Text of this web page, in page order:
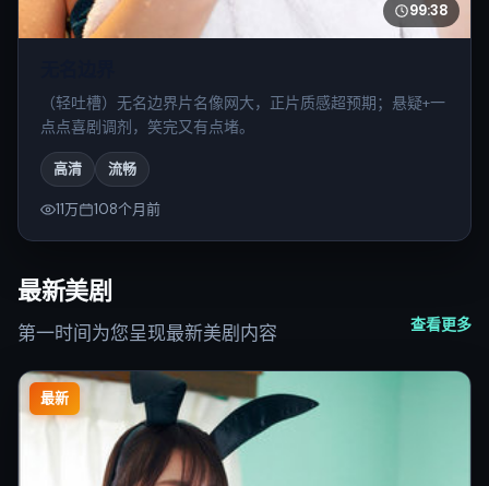
99:38
（轻吐槽）无名边界片名像网大，正片质感超预期；悬疑+一
点点喜剧调剂，笑完又有点堵。
高清 流畅
11万 108个月前
最新美剧
第一时间为您呈现最新美剧内容 查看更多
最新